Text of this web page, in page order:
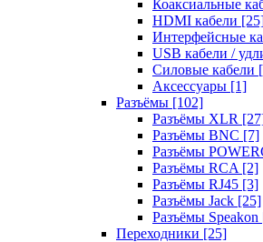
Коаксиальные
HDMI кабели
Интерфейсные
USB кабели /
Силовые кабели
Аксессуары [1]
Разъёмы [102]
Разъёмы XLR
Разъёмы BNC [7]
Разъёмы
Разъёмы RCA [2]
Разъёмы RJ45 [3]
Разъёмы Jack [25]
Разъёмы Speakon
Переходники [25]